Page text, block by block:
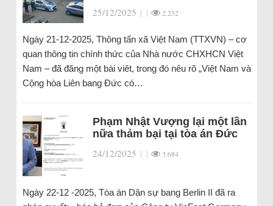
25/12/2025 | | 2.252
Ngày 21-12-2025, Thông tấn xã Việt Nam (TTXVN) – cơ
quan thông tin chính thức của Nhà nước CHXHCN Việt
Nam – đã đăng một bài viêt, trong đó nêu rõ „Việt Nam và
Cộng hòa Liên bang Đức có…
Phạm Nhật Vượng lại một lần
nữa thảm bại tại tòa án Đức
24/12/2025 | | 3.684
Ngày 22-12 -2025, Tòa án Dân sự bang Berlin II đã ra